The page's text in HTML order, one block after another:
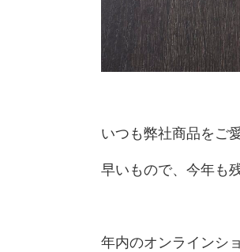
いつも弊社商品をご
早いもので、今年も
年内のオンラインシ